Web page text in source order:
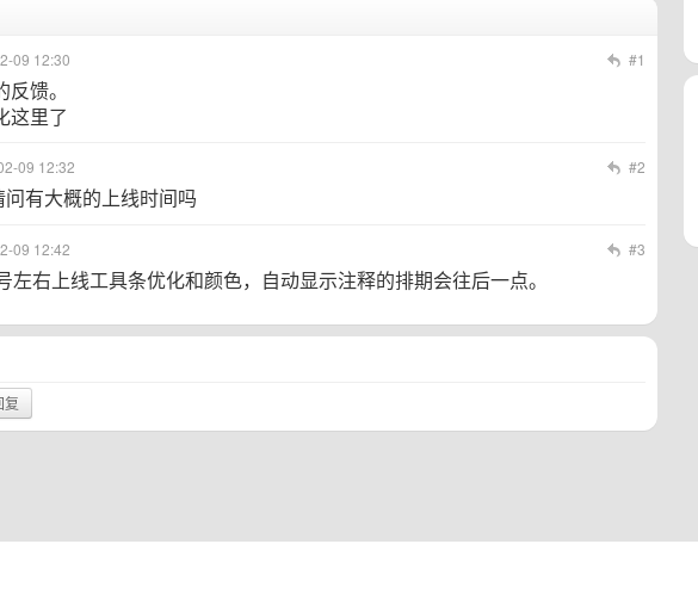
09 12:30 #1
馈。
这里了
09 12:32 #2
问有大概的上线时间吗
09 12:42 #3
左右上线工具条优化和颜色，自动显示注释的排期会往后一点。
复